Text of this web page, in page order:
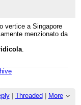
vertice a Singapore
menzionato da
| Threaded
More